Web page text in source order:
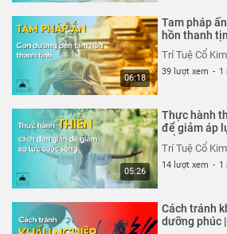
06:18
Tam pháp
hồn thanh
Trí Tuệ Cổ Kim
39 lượt xem - 1
05:26
Thực hành
để giảm áp
Cổ Kim
Trí Tuệ Cổ Kim
14 lượt xem - 1
Cách tránh